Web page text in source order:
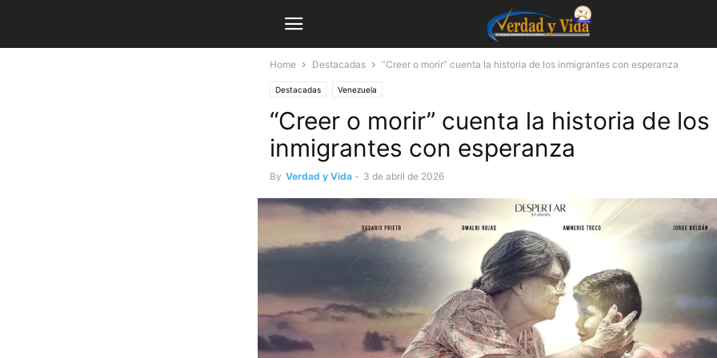
Home Destacadas “Creer o morir” cuenta la historia de los inmigrantes con esperanza
Destacadas Venezuela
“Creer o morir” cuenta la historia de los
inmigrantes con esperanza
By Verdad y Vida - 3 de abril de 2026